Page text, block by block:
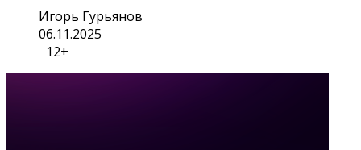
Игорь Гурьянов
06.11.2025
12+